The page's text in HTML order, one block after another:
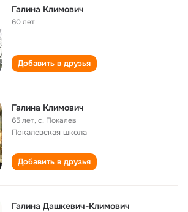
Галина Климович
60 лет
Добавить в друзья
Галина Климович
65 лет,с. Покалев
Покалевская школа
Добавить в друзья
Галина Дашкевич-Климович